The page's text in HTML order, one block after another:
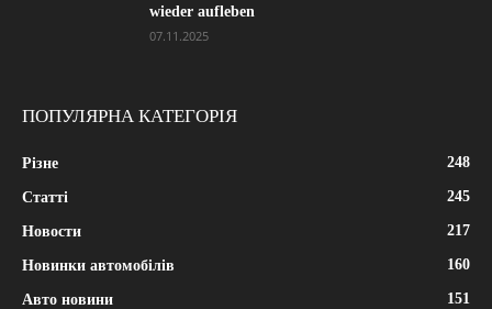
wieder aufleben
07.11.2025
ПОПУЛЯРНА КАТЕГОРІЯ
Різне 248
Статті 245
Новости 217
Новинки автомобілів 160
Авто новини 151